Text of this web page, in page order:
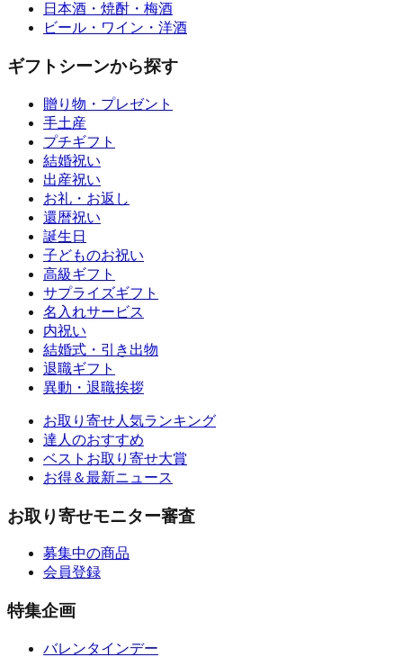
日本酒・焼酎・梅酒
ビール・ワイン・洋酒
ギフトシーンから探す
贈り物・プレゼント
手土産
プチギフト
結婚祝い
出産祝い
お礼・お返し
還暦祝い
誕生日
子どものお祝い
高級ギフト
サプライズギフト
名入れサービス
内祝い
結婚式・引き出物
退職ギフト
異動・退職挨拶
お取り寄せ人気ランキング
達人のおすすめ
ベストお取り寄せ大賞
お得＆最新ニュース
お取り寄せモニター審査
募集中の商品
会員登録
特集企画
バレンタインデー